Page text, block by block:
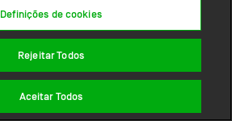
Definições de cookies
Rejeitar Todos
Aceitar Todos